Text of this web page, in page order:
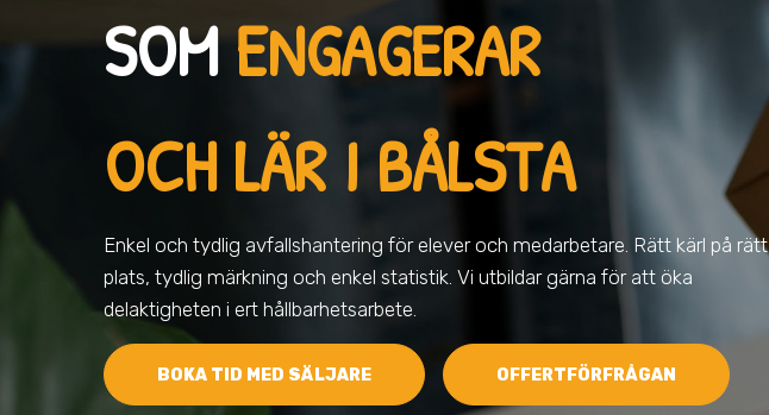
SOMENGAGERAR
OCH LÄR I BÅLSTA
Enkel och tydlig avfallshantering för elever och medarbetare. Rätt kärl på rätt
plats, tydlig märkning och enkel statistik. Vi utbildar gärna för att öka
delaktigheten i ert hållbarhetsarbete.
BOKA TID MED SÄLJARE OFFERTFÖRFRÅGAN